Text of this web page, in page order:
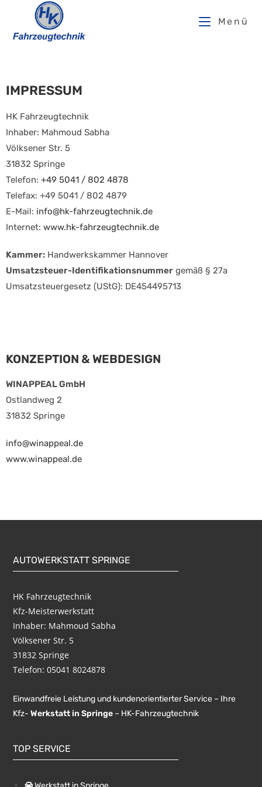
Menü
IMPRESSUM
HK Fahrzeugtechnik
Inhaber: Mahmoud Sabha
Völksener Str. 5
31832 Springe
Telefon: +49 5041 / 802 4878
Telefax: +49 5041 / 802 4879
E-Mail: info@hk-fahrzeugtechnik.de
Internet: www.hk-fahrzeugtechnik.de
Kammer: Handwerkskammer Hannover
Umsatzsteuer-Identifikationsnummer gemäß § 27a
Umsatzsteuergesetz (UStG): DE454495713
KONZEPTION & WEBDESIGN
WINAPPEAL GmbH
Ostlandweg 2
31832 Springe
info@winappeal.de
www.winappeal.de
AUTOWERKSTATT SPRINGE
HK Fahrzeugtechnik
Kfz-Meisterwerkstatt
Inhaber: Mahmoud Sabha
Völksener Str. 5
31832 Springe
Telefon:05041 8024878
Einwandfreie Leistung und kundenorientierter Service – Ihre
Kfz-Werkstatt in Springe – HK-Fahrzeugtechnik
TOP SERVICE